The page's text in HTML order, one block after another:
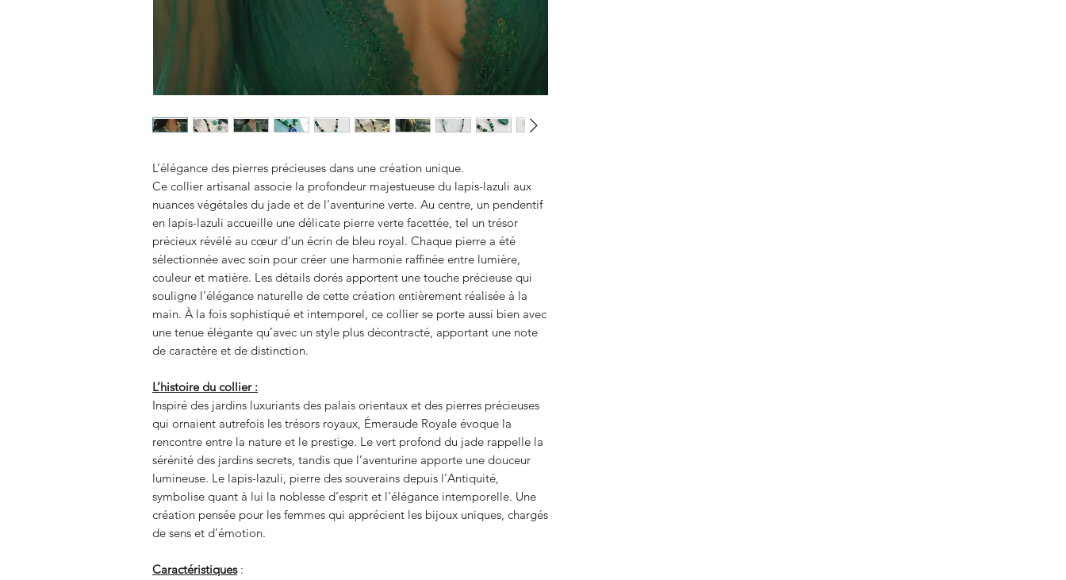
L’élégance des pierres précieuses dans une création unique.
Ce collier artisanal associe la profondeur majestueuse du lapis-lazuli aux
nuances végétales du jade et de l’aventurine verte. Au centre, un pendentif
en lapis-lazuli accueille une délicate pierre verte facettée, tel un trésor
précieux révélé au cœur d’un écrin de bleu royal. Chaque pierre a été
sélectionnée avec soin pour créer une harmonie raffinée entre lumière,
couleur et matière. Les détails dorés apportent une touche précieuse qui
souligne l’élégance naturelle de cette création entièrement réalisée à la
main. À la fois sophistiqué et intemporel, ce collier se porte aussi bien avec
une tenue élégante qu’avec un style plus décontracté, apportant une note
de caractère et de distinction.
L’histoire du collier :
Inspiré des jardins luxuriants des palais orientaux et des pierres précieuses
qui ornaient autrefois les trésors royaux, Émeraude Royale évoque la
rencontre entre la nature et le prestige. Le vert profond du jade rappelle la
sérénité des jardins secrets, tandis que l’aventurine apporte une douceur
lumineuse. Le lapis-lazuli, pierre des souverains depuis l’Antiquité,
symbolise quant à lui la noblesse d’esprit et l’élégance intemporelle. Une
création pensée pour les femmes qui apprécient les bijoux uniques, chargés
de sens et d’émotion.
Caractéristiques: